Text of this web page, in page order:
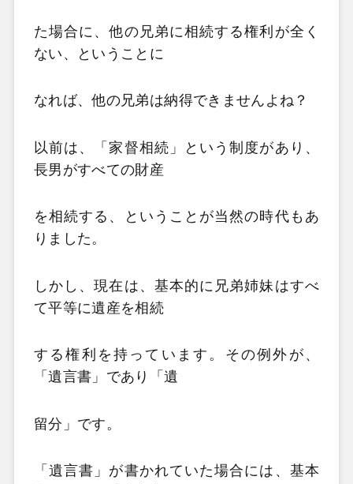
た場合に、他の兄弟に相続する権利が全く
ない、ということに
なれば、他の兄弟は納得できませんよね？
以前は、「家督相続」という制度があり、
長男がすべての財産
を相続する、ということが当然の時代もあ
りました。
しかし、現在は、基本的に兄弟姉妹はすべ
て平等に遺産を相続
する権利を持っています。その例外が、
「遺言書」であり「遺
留分」です。
「遺言書」が書かれていた場合には、基本